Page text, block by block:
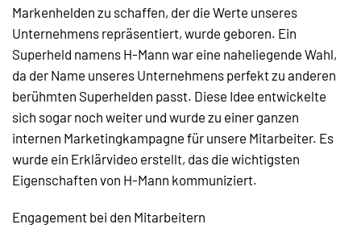
Markenhelden zu schaffen, der die Werte unseres
Unternehmens repräsentiert, wurde geboren. Ein
Superheld namens H-Mann war eine naheliegende Wahl,
da der Name unseres Unternehmens perfekt zu anderen
berühmten Superhelden passt. Diese Idee entwickelte
sich sogar noch weiter und wurde zu einer ganzen
internen Marketingkampagne für unsere Mitarbeiter. Es
wurde ein Erklärvideo erstellt, das die wichtigsten
Eigenschaften von H-Mann kommuniziert.
Engagement bei den Mitarbeitern